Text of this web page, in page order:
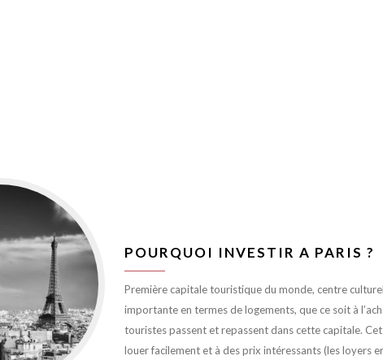
POURQUOI INVESTIR A PARIS ?
Première capitale touristique du monde, centre
importante en termes de logements, que ce soit à
touristes passent et repassent dans cette capitale.
louer facilement et à des prix intéressants (les loyers